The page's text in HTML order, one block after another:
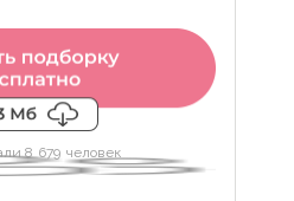
8 679 человек